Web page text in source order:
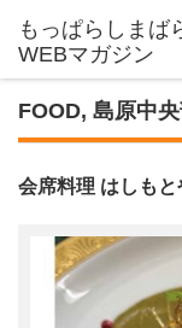
FOOD, 島原中
会席料理 はしもと